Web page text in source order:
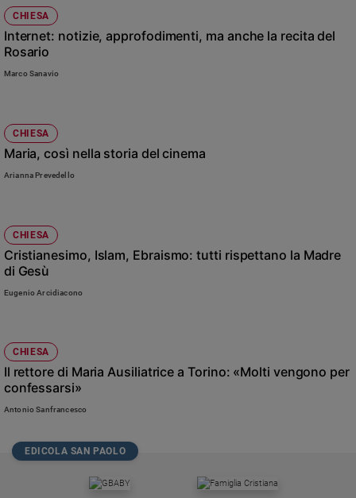
CHIESA
Internet: notizie, approfodimenti, ma anche la recita del
Rosario
Marco Sanavio
CHIESA
Maria, così nella storia del cinema
Arianna Prevedello
CHIESA
Cristianesimo, Islam, Ebraismo: tutti rispettano la Madre
di Gesù
Eugenio Arcidiacono
CHIESA
Il rettore di Maria Ausiliatrice a Torino: «Molti vengono per
confessarsi»
Antonio Sanfrancesco
EDICOLA SAN PAOLO